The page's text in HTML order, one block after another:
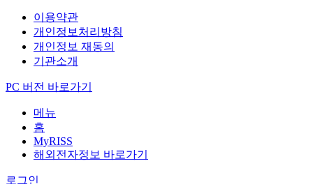
이용약관
개인정보처리방침
개인정보 재동의
기관소개
PC 버전 바로가기
메뉴
홈
MyRISS
해외전자정보 바로가기
로그인